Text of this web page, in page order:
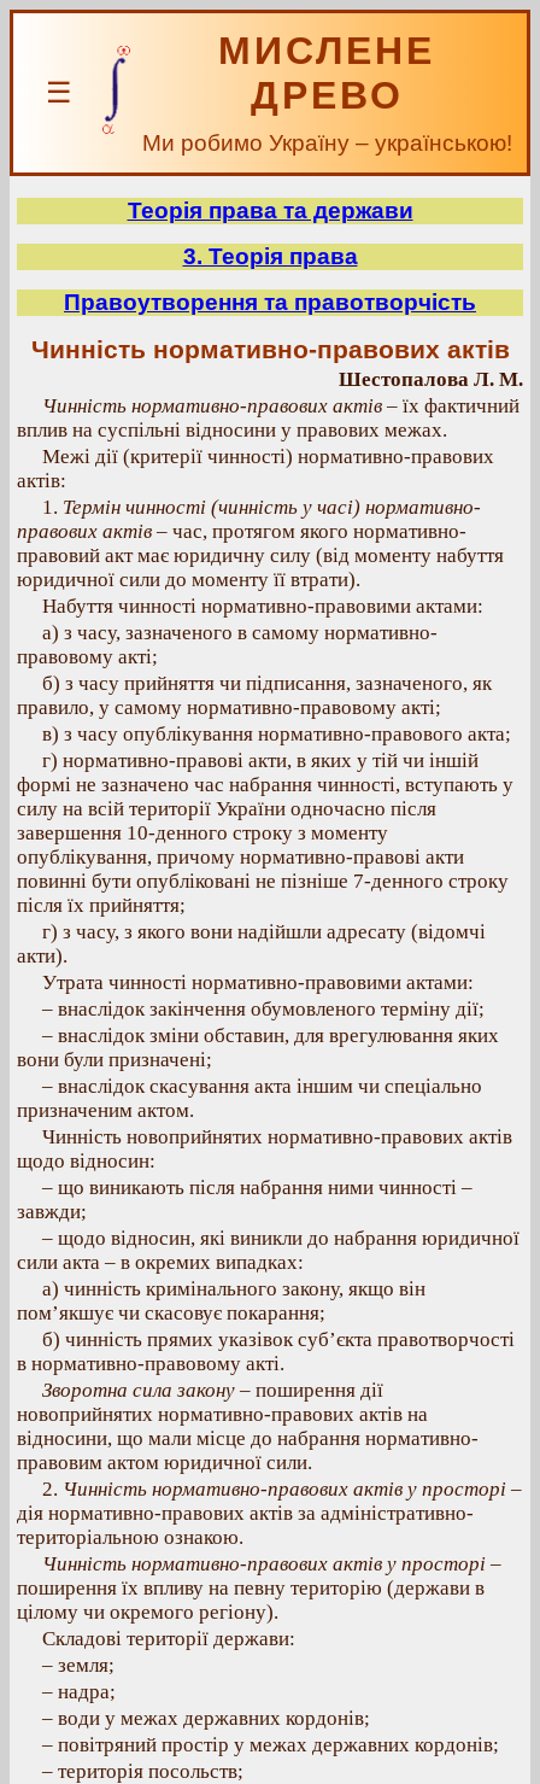
☰
МИСЛЕНЕ
ДРЕВО
Ми робимо Україну – українською!
Теорія права та держави
3. Теорія права
Правоутворення та правотворчість
Чинність нормативно-правових актів
Шестопалова Л. М.
Чинність нормативно-правових актів – їх фактичний
вплив на суспільні відносини у правових межах.
Межі дії (критерії чинності) нормативно-правових
актів:
1. Термін чинності (чинність у часі) нормативно-
правових актів – час, протягом якого нормативно-
правовий акт має юридичну силу (від моменту набуття
юридичної сили до моменту її втрати).
Набуття чинності нормативно-правовими актами:
а) з часу, зазначеного в самому нормативно-
правовому акті;
б) з часу прийняття чи підписання, зазначеного, як
правило, у самому нормативно-правовому акті;
в) з часу опублікування нормативно-правового акта;
г) нормативно-правові акти, в яких у тій чи іншій
формі не зазначено час набрання чинності, вступають у
силу на всій території України одночасно після
завершення 10-денного строку з моменту
опублікування, причому нормативно-правові акти
повинні бути опубліковані не пізніше 7-денного строку
після їх прийняття;
г) з часу, з якого вони надійшли адресату (відомчі
акти).
Утрата чинності нормативно-правовими актами:
– внаслідок закінчення обумовленого терміну дії;
– внаслідок зміни обставин, для врегулювання яких
вони були призначені;
– внаслідок скасування акта іншим чи спеціально
призначеним актом.
Чинність новоприйнятих нормативно-правових актів
щодо відносин:
– що виникають після набрання ними чинності –
завжди;
– щодо відносин, які виникли до набрання юридичної
сили акта – в окремих випадках:
а) чинність кримінального закону, якщо він
пом’якшує чи скасовує покарання;
б) чинність прямих указівок суб’єкта правотворчості
в нормативно-правовому акті.
Зворотна сила закону – поширення дії
новоприйнятих нормативно-правових актів на
відносини, що мали місце до набрання нормативно-
правовим актом юридичної сили.
2. Чинність нормативно-правових актів у просторі –
дія нормативно-правових актів за адміністративно-
територіальною ознакою.
Чинність нормативно-правових актів у просторі –
поширення їх впливу на певну територію (держави в
цілому чи окремого регіону).
Складові території держави:
– земля;
– надра;
– води у межах державних кордонів;
– повітряний простір у межах державних кордонів;
– територія посольств;